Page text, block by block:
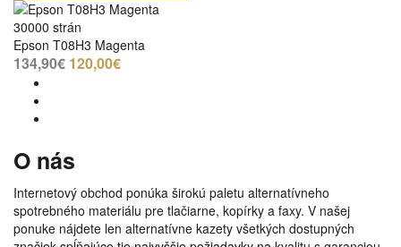
30000 strán
Epson T08H3 Magenta
134,90€ 120,00€
O nás
Internetový obchod ponúka širokú paletu alternatívneho
spotrebného materiálu pre tlačiarne, kopírky a faxy. V našej
ponuke nájdete len alternatívne kazety všetkých dostupných